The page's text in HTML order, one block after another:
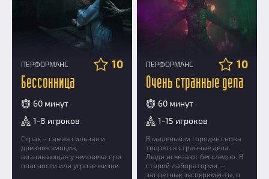
ПЕРФОРМАНС 10
Бессонница
60 минут
1-8 игроков
Страх – самая сильная и
древняя эмоция,
возникающая у человека при
опасности или угрозе жизни.
ПЕРФОРМАНС 10
Очень странные дела
60 минут
1-15 игроков
В маленьком городке снова
творятся странные дела.
Люди исчезают бесследно. В
старой лаборатории —
запретные эксперименты, о